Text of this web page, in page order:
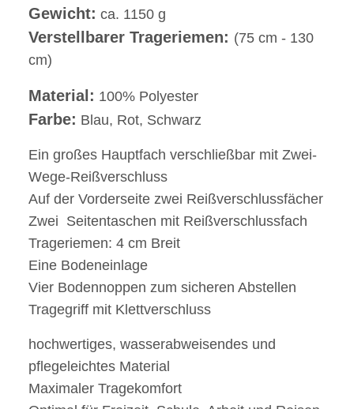
Gewicht: ca. 1150 g
Verstellbarer Trageriemen: (75 cm - 130
cm)
Material: 100% Polyester
Farbe: Blau, Rot, Schwarz
Ein großes Hauptfach verschließbar mit Zwei-
Wege-Reißverschluss
Auf der Vorderseite zwei Reißverschlussfächer
Zwei Seitentaschen mit Reißverschlussfach
Trageriemen: 4 cm Breit
Eine Bodeneinlage
Vier Bodennoppen zum sicheren Abstellen
Tragegriff mit Klettverschluss
hochwertiges, wasserabweisendes und
pflegeleichtes Material
Maximaler Tragekomfort